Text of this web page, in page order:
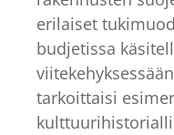
erilaiset
budjetissa
tarkoittaisi